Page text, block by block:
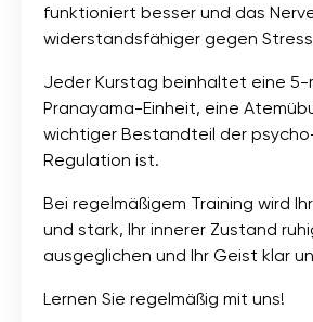
funktioniert besser und das
widerstandsfähiger gegen
Jeder Kurstag beinhaltet eine 5-
Pranayama-Einheit, eine
wichtiger Bestandteil der
Regulation ist.
Bei regelmäßigem Training wird
und stark, Ihr innerer Zustand
ausgeglichen und Ihr Geist klar
Lernen Sie regelmäßig mit uns!